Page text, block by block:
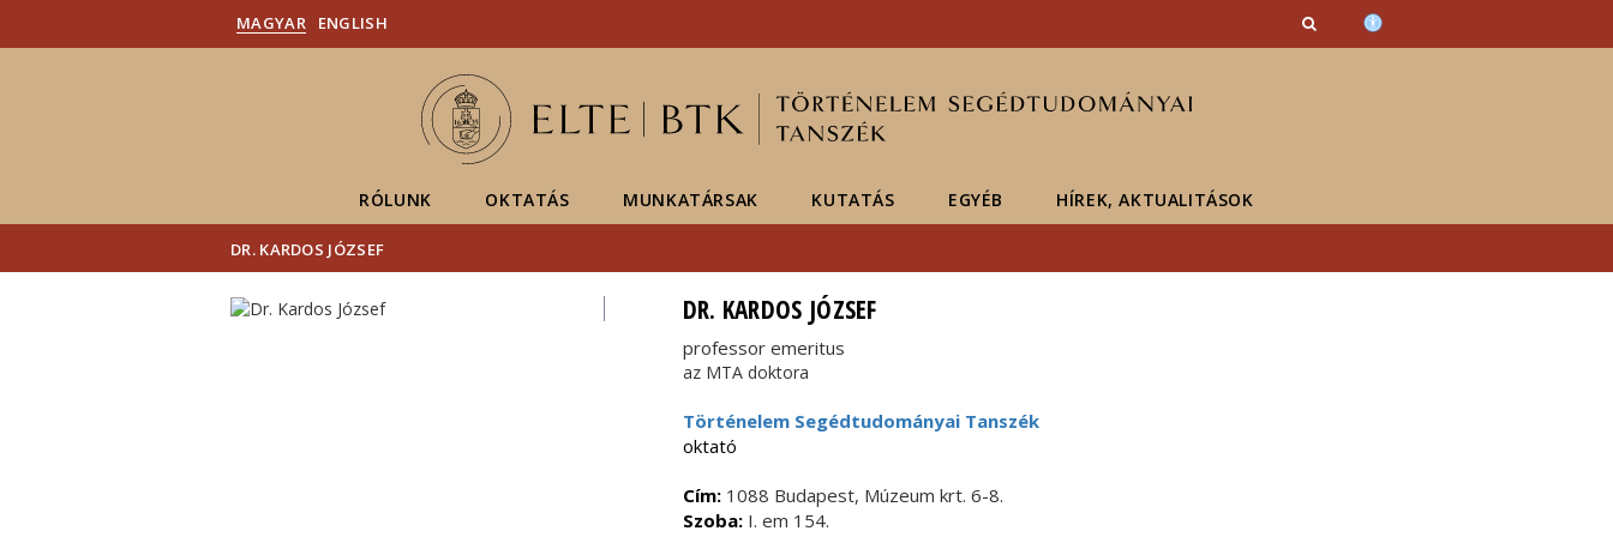
MAGYAR ENGLISH
RÓLUNK OKTATÁS MUNKATÁRSAK KUTATÁS EGYÉB HÍREK, AKTUALITÁSOK
DR. KARDOS JÓZSEF
DR. KARDOS JÓZSEF
professor emeritus
az MTA doktora
Történelem Segédtudományai Tanszék
oktató
Cím:1088 Budapest, Múzeum krt. 6-8.
Szoba:I. em 154.